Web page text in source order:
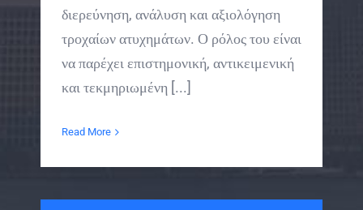
διερεύνηση, ανάλυση και αξιολόγηση
τροχαίων ατυχημάτων. Ο ρόλος του είναι
να παρέχει επιστημονική, αντικειμενική
και τεκμηριωμένη [...]
Read More